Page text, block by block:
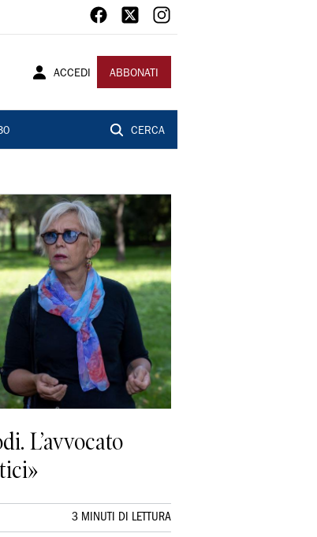
ACCEDI ABBONATI
CERCA
L’avvocato
3 MINUTI DI LETTURA